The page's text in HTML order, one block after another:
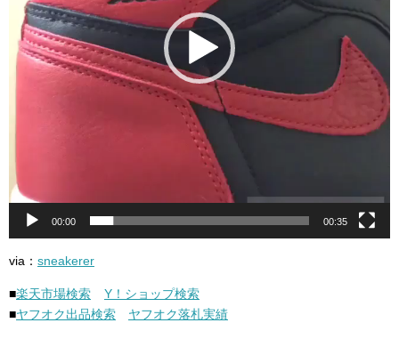
00:00 00:35
via： sneakerer
■楽天市場検索
Y！ショップ検索
■ヤフオク出品検索 ヤフオク落札実績